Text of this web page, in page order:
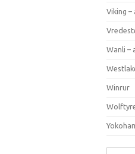
Viking
Wanli –
Winrur